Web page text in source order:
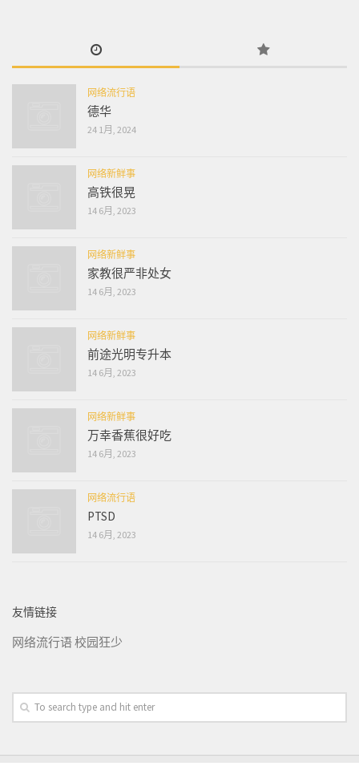
网络流行语
德华
24 1月, 2024
网络新鲜事
高铁很晃
14 6月, 2023
网络新鲜事
家教很严非处女
14 6月, 2023
网络新鲜事
前途光明专升本
14 6月, 2023
网络新鲜事
万幸香蕉很好吃
14 6月, 2023
网络流行语
PTSD
14 6月, 2023
友情链接
网络流行语校园狂少